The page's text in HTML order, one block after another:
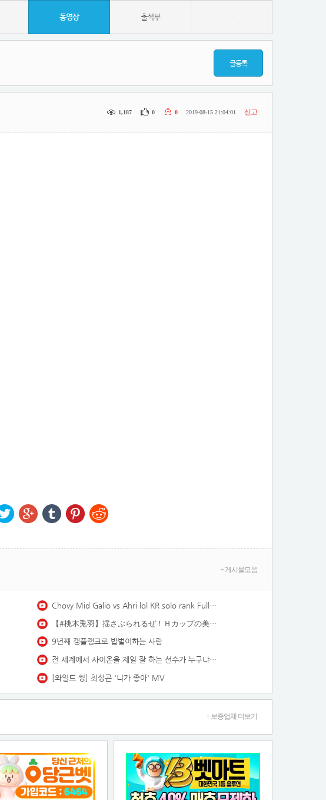
동영상 출석부 -
글등록
1,187 0 0 2019-08-15 21:04:01 신고
+ 게시물모음
Chovy Mid Galio vs Ahri lol KR solo rank Full Game 16.13 | 쵸비 갈리오 vs 아리
【#桃木兎羽】揺さぶられるぜ！Ｈカップの美バストインフルエンサー――デジタル写真集『Everyday Lovely』好評発売中！ Towa Momoki
9년째 갱플랭크로 밥벌이하는 사람
전 세계에서 사이온을 제일 잘 하는 선수가 누구냐고요? [2026 LCK 전반기 결산]
[와일드 씽] 최성곤 '니가 좋아' MV
+ 보증업체 더보기